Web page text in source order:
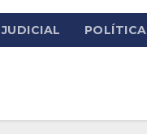
JUDICIAL POLÍTICA